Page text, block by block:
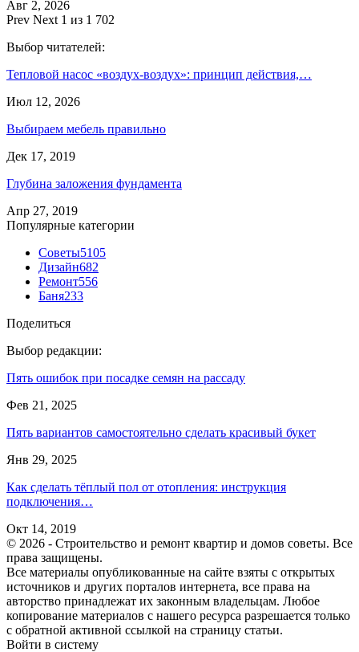
Авг 2, 2026
Prev Next 1 из 1 702
Выбор читателей:
Тепловой насос «воздух-воздух»: принцип действия,…
Июл 12, 2026
Выбираем мебель правильно
Дек 17, 2019
Глубина заложения фундамента
Апр 27, 2019
Популярные категории
Советы5105
Дизайн682
Ремонт556
Баня233
Поделиться
Выбор редакции:
Пять ошибок при посадке семян на рассаду
Фев 21, 2025
Пять вариантов самостоятельно сделать красивый букет
Янв 29, 2025
Как сделать тёплый пол от отопления: инструкция
подключения…
Окт 14, 2019
© 2026 - Строительство и ремонт квартир и домов советы. Все
права защищены.
Все материалы опубликованные на сайте взяты с открытых
источников и других порталов интернета, все права на
авторство принадлежат их законным владельцам. Любое
копирование материалов с нашего ресурса разрешается только
с обратной активной ссылкой на страницу статьи.
Войти в систему